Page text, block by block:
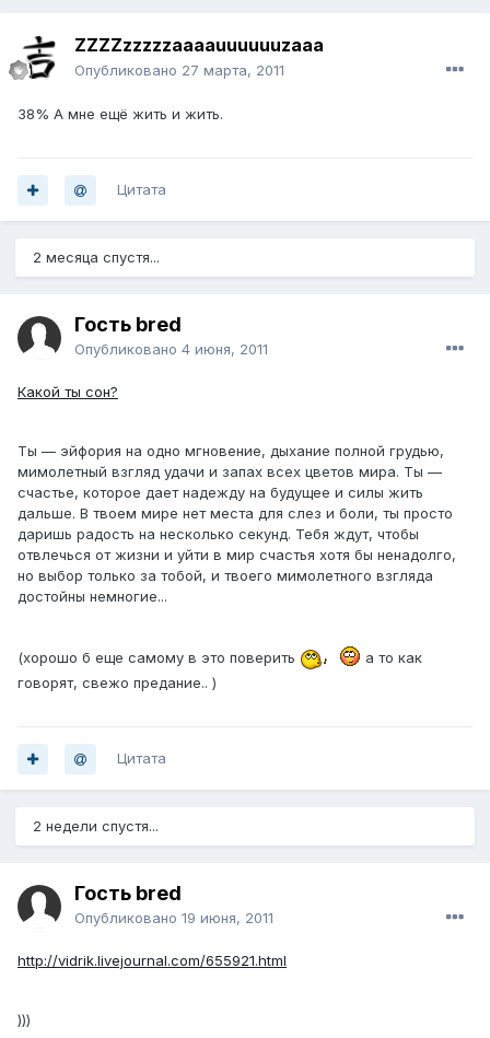
ZZZZzzzzzaaaauuuuuuzaaa
Опубликовано 27 марта, 2011
38% А мне ещё жить и жить.
Цитата
2 месяца спустя...
Гость bred
Опубликовано 4 июня, 2011
Какой ты сон?
Ты — эйфория на одно мгновение, дыхание полной грудью,
мимолетный взгляд удачи и запах всех цветов мира. Ты —
счастье, которое дает надежду на будущее и силы жить
дальше. В твоем мире нет места для слез и боли, ты просто
даришь радость на несколько секунд. Тебя ждут, чтобы
отвлечься от жизни и уйти в мир счастья хотя бы ненадолго,
но выбор только за тобой, и твоего мимолетного взгляда
достойны немногие...
(хорошо б еще самому в это поверить
а то как
говорят, свежо предание.. )
Цитата
2 недели спустя...
Гость bred
Опубликовано 19 июня, 2011
http://vidrik.livejournal.com/655921.html
)))